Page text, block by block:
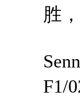
胜
F1/